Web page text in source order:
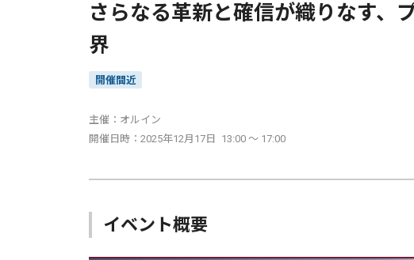
さらなる革新と確信が織りなす、
界
開催間近
主催：オルイン
開催日時：2025年12月17日 13:00 ～ 17:00
イベント概要